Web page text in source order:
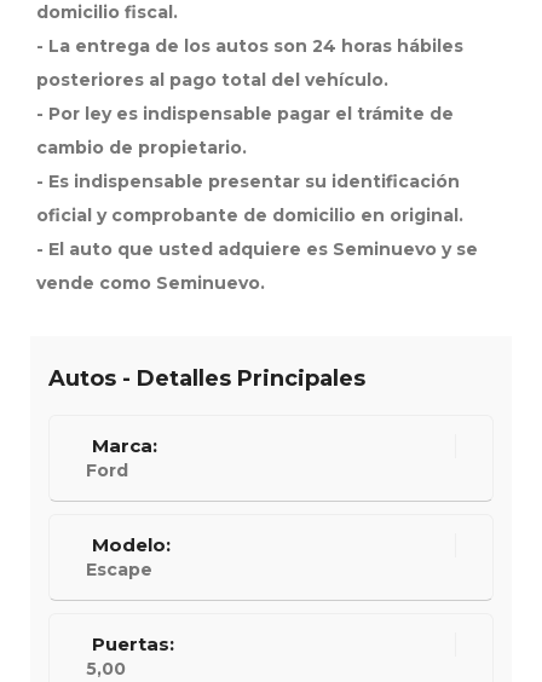
domicilio fiscal.
- La entrega de los autos son 24 horas hábiles
posteriores al pago total del vehículo.
- Por ley es indispensable pagar el trámite de
cambio de propietario.
- Es indispensable presentar su identificación
oficial y comprobante de domicilio en original.
- El auto que usted adquiere es Seminuevo y se
vende como Seminuevo.
Autos - Detalles Principales
Marca:
Ford
Modelo:
Escape
Puertas:
5,00